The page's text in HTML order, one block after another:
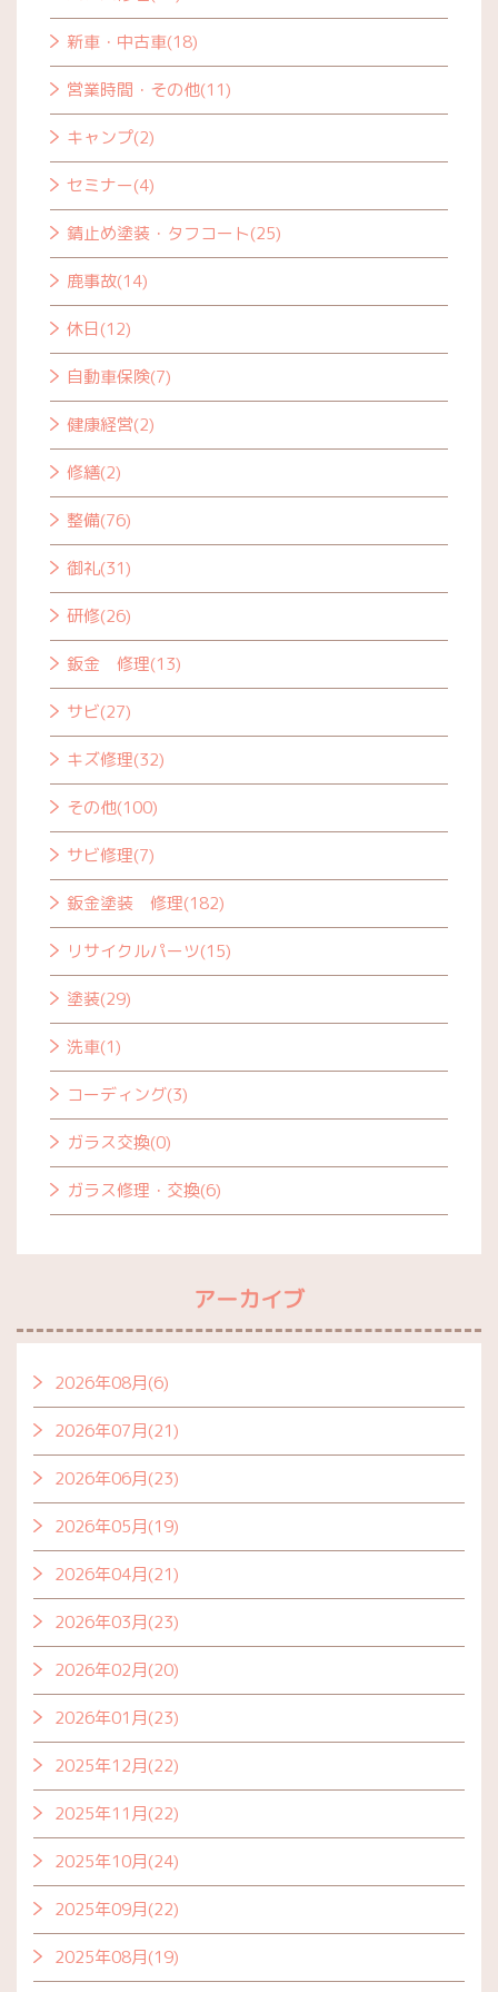
新車・中古車(18)
営業時間・その他(11)
キャンプ(2)
セミナー(4)
錆止め塗装・タフコート(25)
鹿事故(14)
休日(12)
自動車保険(7)
健康経営(2)
修繕(2)
整備(76)
御礼(31)
研修(26)
鈑金 修理(13)
サビ(27)
キズ修理(32)
その他(100)
サビ修理(7)
鈑金塗装 修理(182)
リサイクルパーツ(15)
塗装(29)
洗車(1)
コーディング(3)
ガラス交換(0)
ガラス修理・交換(6)
アーカイブ
2026年08月(6)
2026年07月(21)
2026年06月(23)
2026年05月(19)
2026年04月(21)
2026年03月(23)
2026年02月(20)
2026年01月(23)
2025年12月(22)
2025年11月(22)
2025年10月(24)
2025年09月(22)
2025年08月(19)